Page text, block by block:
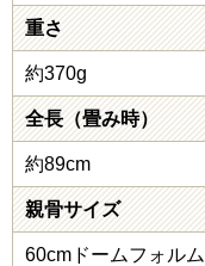
重さ
約370g
全長（畳み時）
約89cm
親骨サイズ
60cmドームフォルム